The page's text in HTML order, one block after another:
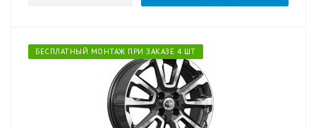
БЕСПЛАТНЫЙ МОНТАЖ ПРИ ЗАКАЗЕ 4 ШТ